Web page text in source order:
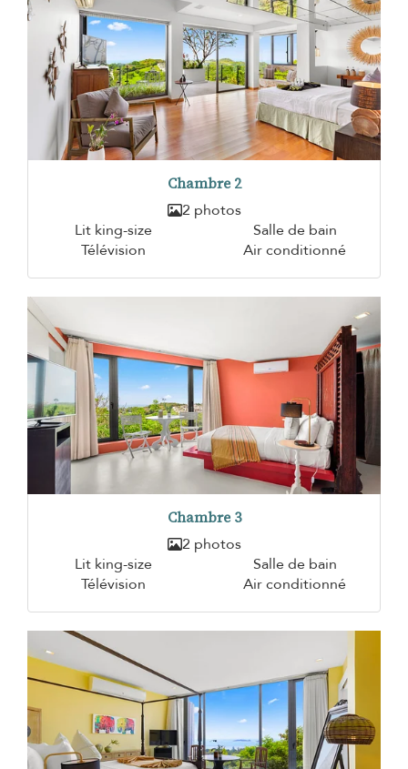
Chambre 2
2 photos
Lit king-size
Salle de bain
Télévision
Air conditionné
Chambre 3
2 photos
Lit king-size
Salle de bain
Télévision
Air conditionné